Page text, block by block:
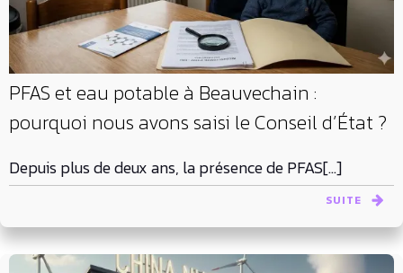
PFAS et eau potable à Beauvechain :
pourquoi nous avons saisi le Conseil d’État ?
Depuis plus de deux ans, la présence de PFAS[…]
SUITE